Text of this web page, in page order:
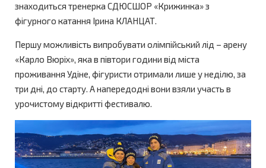
знаходиться тренерка СДЮСШОР «Крижинка» з
фігурного катання Ірина КЛАНЦАТ.
Першу можливість випробувати олімпійський лід – арену
«Карло Вюріх», яка в півтори години від міста
проживання Удіне, фігуристи отримали лише у неділю, за
три дні, до старту. А напередодні вони взяли участь в
урочистому відкритті фестивалю.